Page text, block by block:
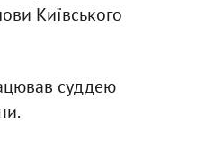
Київського
суддею